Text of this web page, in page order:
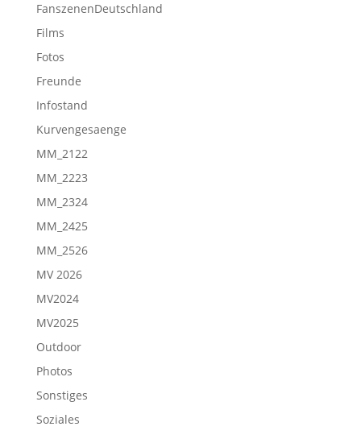
FanszenenDeutschland
Films
Fotos
Freunde
Infostand
Kurvengesaenge
MM_2122
MM_2223
MM_2324
MM_2425
MM_2526
MV 2026
MV2024
MV2025
Outdoor
Photos
Sonstiges
Soziales